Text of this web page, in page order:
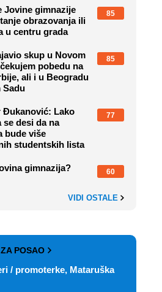
Jovine gimnazije
obrazovanja ili
u centru grada
85
skup u Novom
pobedu na
ali i u Beogradu
Sadu
85
Đukanović: Lako
se desi da na
bude više
studentskih lista
77
gimnazija? 60
VIDI OSTALE
POSAO
/ promoterke, Mataruška